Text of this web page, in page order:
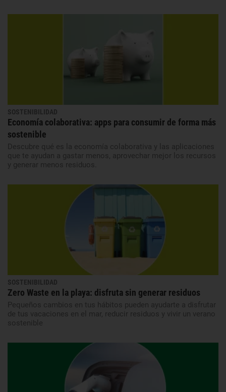
SOSTENIBILIDAD
Economía colaborativa: apps para consumir de forma más
sostenible
Descubre qué es la economía colaborativa y las aplicaciones
que te ayudan a gastar menos, aprovechar mejor los recursos
y generar menos residuos.
SOSTENIBILIDAD
Zero Waste en la playa: disfruta sin generar residuos
Pequeños cambios en tus hábitos pueden ayudarte a disfrutar
de tus vacaciones en el mar, reducir residuos y vivir un verano
sostenible